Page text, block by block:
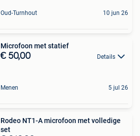
Oud-Turnhout 10 jun 26
Microfoon met statief
€ 50,00 Details
Menen 5 jul 26
Rodeo NT1-A microfoon met volledige
set